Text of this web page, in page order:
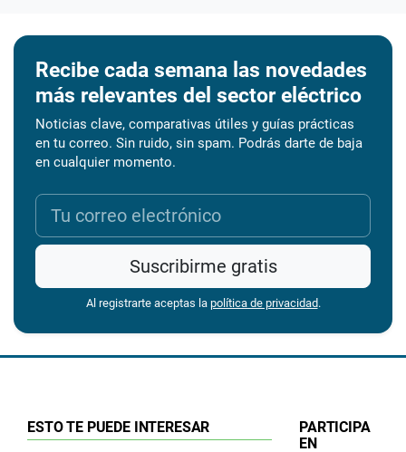
Recibe cada semana las novedades
más relevantes del sector eléctrico
Noticias clave, comparativas útiles y guías prácticas
en tu correo. Sin ruido, sin spam. Podrás darte de baja
en cualquier momento.
Suscribirme gratis
Al registrarte aceptas la política de privacidad.
ESTO TE PUEDE INTERESAR
PARTICIPA
EN